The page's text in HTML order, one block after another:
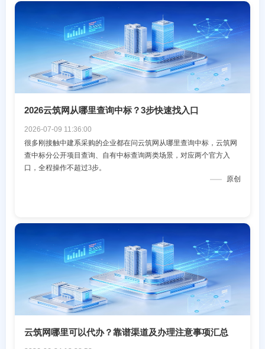
2026云筑网从哪里查询中标？3步快速找入口
2026-07-09 11:36:00
很多刚接触中建系采购的企业都在问云筑网从哪里查询中标，云筑网
查中标分公开项目查询、自有中标查询两类场景，对应两个官方入
口，全程操作不超过3步。
原创
云筑网哪里可以代办？靠谱渠道及办理注意事项汇总